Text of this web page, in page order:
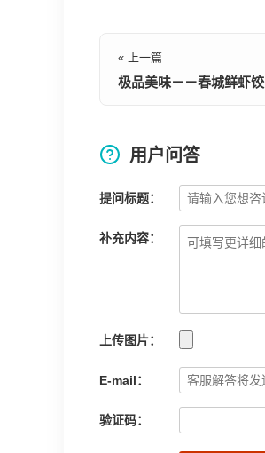
« 上一篇
极品美味－－春城鲜虾饺
用户问答
提问标题：
补充内容：
上传图片：
E-mail：
验证码：